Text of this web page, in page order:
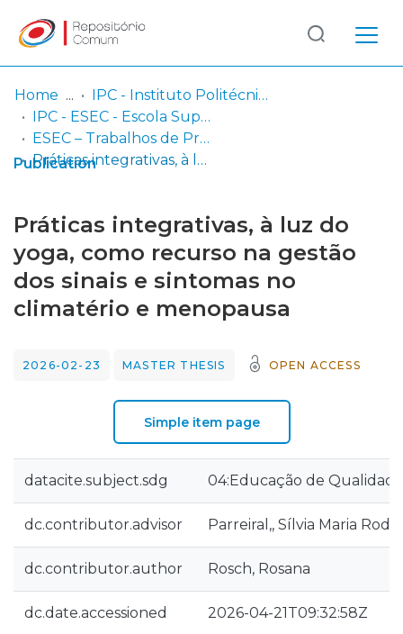
Communities
& Collections
Statistics
Log
In
(current)
Home
IPC - Instituto Politécnico de Coimbra
IPC - ESEC - Escola Superior de Educação de Coimbra
ESEC – Trabalhos de Projeto | Relatórios de Estágio | Projetos de Investigação
Práticas integrativas, à luz do yoga, como recurso na gestão dos sinais e sintomas no climatério e menopausa
Publication
Práticas integrativas, à luz do
yoga, como recurso na gestão
dos sinais e sintomas no
climatério e menopausa
2026-02-23 MASTER THESIS OPEN ACCESS
Simple item page
datacite.subject.sdg 04:Educação de Qualidade
dc.contributor.advisor Parreiral,, Sílvia Maria
dc.contributor.author Rosch, Rosana
dc.date.accessioned 2026-04-21T09:32:58Z